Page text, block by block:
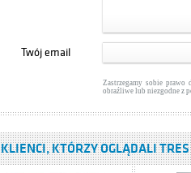
Twój email
Zastrzegamy sobie prawo
obraźliwe lub niezgodne z
KLIENCI, KTÓRZY OGLĄDALI